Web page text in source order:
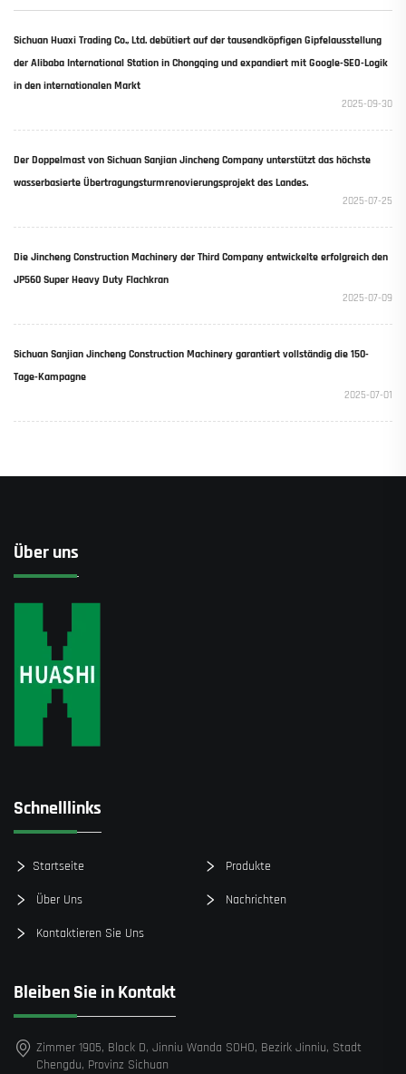
Sichuan Huaxi Trading Co., Ltd. debütiert auf der tausendköpfigen Gipfelausstellung
der Alibaba International Station in Chongqing und expandiert mit Google-SEO-Logik
in den internationalen Markt
2025-09-30
Der Doppelmast von Sichuan Sanjian Jincheng Company unterstützt das höchste
wasserbasierte Übertragungsturmrenovierungsprojekt des Landes.
2025-07-25
Die Jincheng Construction Machinery der Third Company entwickelte erfolgreich den
JP560 Super Heavy Duty Flachkran
2025-07-09
Sichuan Sanjian Jincheng Construction Machinery garantiert vollständig die 150-
Tage-Kampagne
2025-07-01
Über uns
Schnelllinks
Startseite Produkte
Über Uns Nachrichten
Kontaktieren Sie Uns
Bleiben Sie in Kontakt
Zimmer 1905, Block D, Jinniu Wanda SOHO, Bezirk Jinniu, Stadt
Chengdu, Provinz Sichuan